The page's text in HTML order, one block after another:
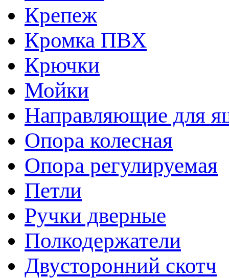
Крепеж
Кромка ПВХ
Крючки
Мойки
Направляющие для
Опора колесная
Опора регулируемая
Петли
Ручки дверные
Полкодержатели
Двусторонний скотч